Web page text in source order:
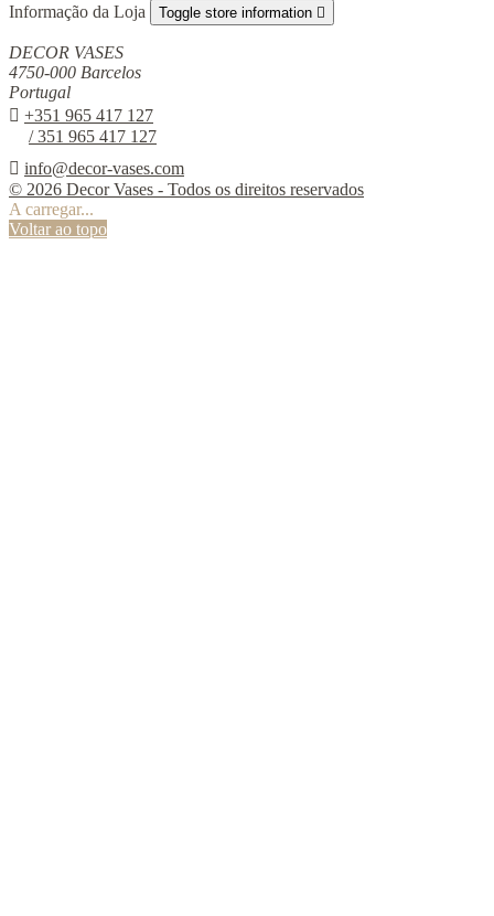
Informação da Loja Toggle store information 
DECOR VASES
4750-000 Barcelos
Portugal
 +351 965 417 127
/ 351 965 417 127
 info@decor-vases.com
© 2026 Decor Vases - Todos os direitos reservados
A carregar...
Voltar ao topo